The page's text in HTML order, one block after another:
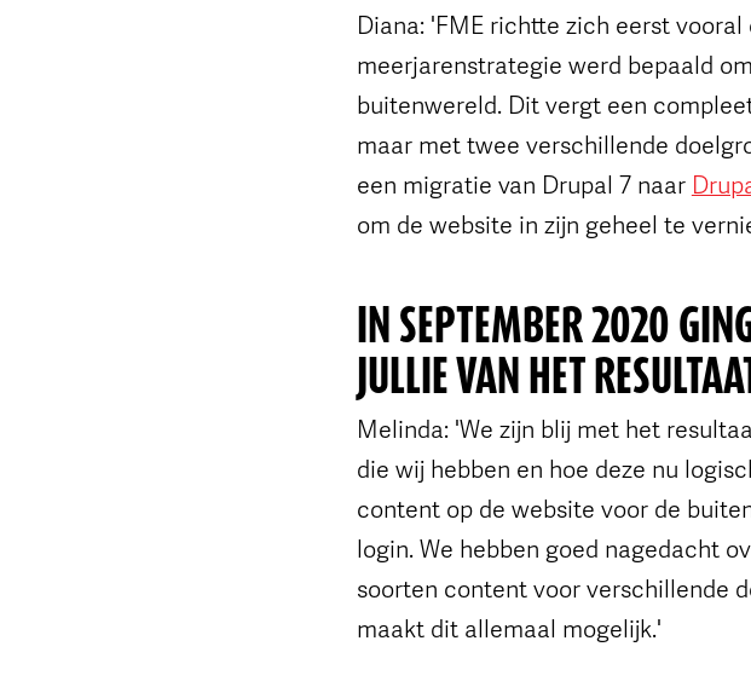
Diana: 'FME richtte zich eerst
meerjarenstrategie werd bepaald
buitenwereld. Dit vergt een
maar met twee verschillende
een migratie van Drupal 7 naar
om de website in zijn geheel te
IN SEPTEMBER 2020
JULLIE VAN HET
Melinda: 'We zijn blij met het
die wij hebben en hoe deze nu
content op de website voor de
login. We hebben goed nagedacht
soorten content voor verschillende
maakt dit allemaal mogelijk.'